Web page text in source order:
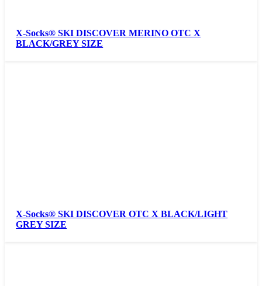
X-Socks® SKI DISCOVER MERINO OTC X
BLACK/GREY SIZE
X-Socks® SKI DISCOVER OTC X BLACK/LIGHT
GREY SIZE